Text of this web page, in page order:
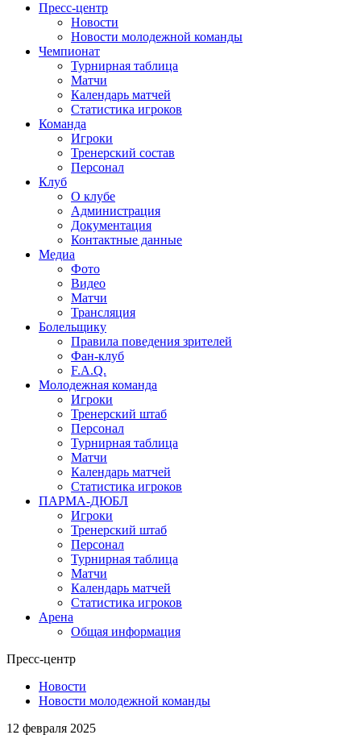
Пресс-центр
Новости
Новости молодежной команды
Чемпионат
Турнирная таблица
Матчи
Календарь матчей
Статистика игроков
Команда
Игроки
Тренерский состав
Персонал
Клуб
О клубе
Администрация
Документация
Контактные данные
Медиа
Фото
Видео
Матчи
Трансляция
Болельщику
Правила поведения зрителей
Фан-клуб
F.A.Q.
Молодежная команда
Игроки
Тренерский штаб
Персонал
Турнирная таблица
Матчи
Календарь матчей
Статистика игроков
ПАРМА-ДЮБЛ
Игроки
Тренерский штаб
Персонал
Турнирная таблица
Матчи
Календарь матчей
Статистика игроков
Арена
Общая информация
Пресс-центр
Новости
Новости молодежной команды
12 февраля 2025